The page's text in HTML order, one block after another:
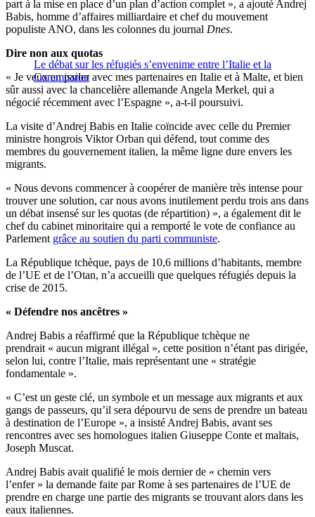
part à la mise en place d’un plan d’action complet », a ajouté Andrej
Babis, homme d’affaires milliardaire et chef du mouvement
populiste ANO, dans les colonnes du journal Dnes.
Le débat sur les réfugiés s’envenime entre l’Italie et la
Commission
Dire non aux quotas
« Je veux en parler avec mes partenaires en Italie et à Malte, et bien
sûr aussi avec la chancelière allemande Angela Merkel, qui a
négocié récemment avec l’Espagne », a-t-il poursuivi.
La visite d’Andrej Babis en Italie coïncide avec celle du Premier
ministre hongrois Viktor Orban qui défend, tout comme des
membres du gouvernement italien, la même ligne dure envers les
migrants.
« Nous devons commencer à coopérer de manière très intense pour
trouver une solution, car nous avons inutilement perdu trois ans dans
un débat insensé sur les quotas (de répartition) », a également dit le
chef du cabinet minoritaire qui a remporté le vote de confiance au
Parlement grâce au soutien du parti communiste.
La République tchèque, pays de 10,6 millions d’habitants, membre
de l’UE et de l’Otan, n’a accueilli que quelques réfugiés depuis la
crise de 2015.
« Défendre nos ancêtres »
Andrej Babis a réaffirmé que la République tchèque ne
prendrait « aucun migrant illégal », cette position n’étant pas dirigée,
selon lui, contre l’Italie, mais représentant une « stratégie
fondamentale ».
« C’est un geste clé, un symbole et un message aux migrants et aux
gangs de passeurs, qu’il sera dépourvu de sens de prendre un bateau
à destination de l’Europe », a insisté Andrej Babis, avant ses
rencontres avec ses homologues italien Giuseppe Conte et maltais,
Joseph Muscat.
Andrej Babis avait qualifié le mois dernier de « chemin vers
l’enfer » la demande faite par Rome à ses partenaires de l’UE de
prendre en charge une partie des migrants se trouvant alors dans les
eaux italiennes.